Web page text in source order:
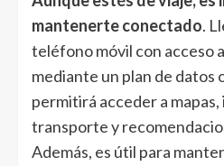
mantenerte conectado.
teléfono móvil con acceso
mediante un plan de datos
permitirá acceder a
transporte y
Además, es útil para